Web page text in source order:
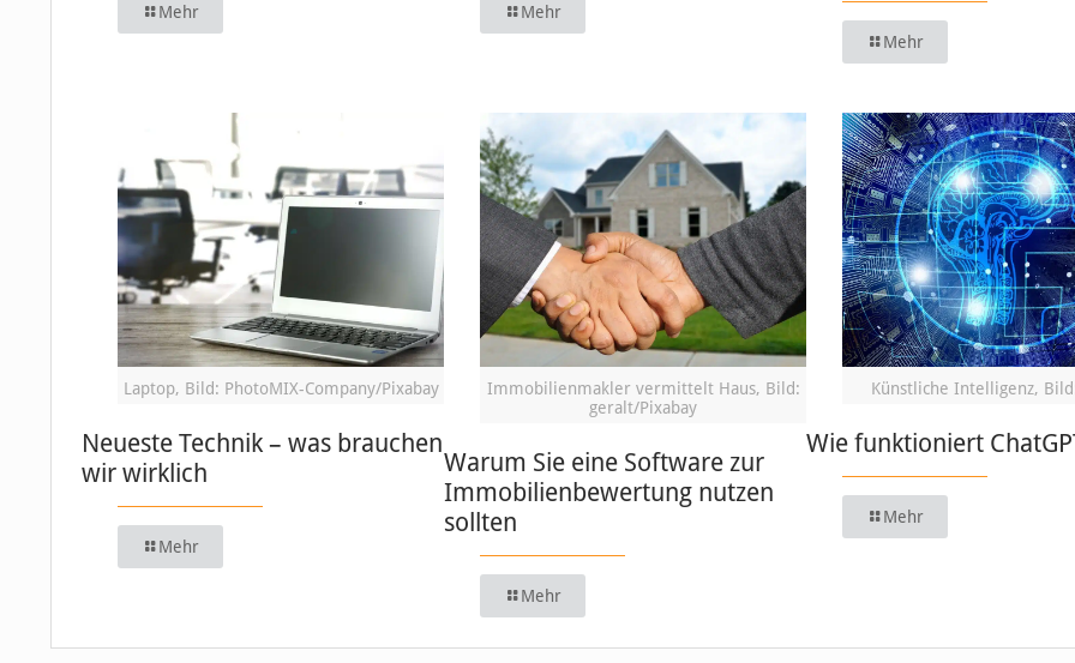
Mehr Mehr
Mehr
Laptop, Bild: PhotoMIX-Company/Pixabay
Neueste Technik – was brauchen
wir wirklich
Mehr
Immobilienmakler vermittelt Haus, Bild:
geralt/Pixabay
Warum Sie eine Software zur
Immobilienbewertung nutzen
sollten
Mehr
Künstliche Intelligenz,
Wie funktioniert
Mehr